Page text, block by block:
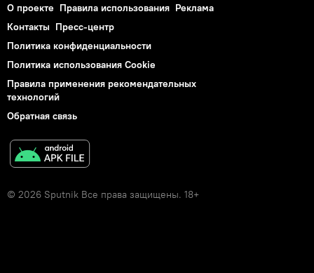
О проекте Правила использования Реклама
Контакты Пресс-центр
Политика конфиденциальности
Политика использования Cookie
Правила применения рекомендательных
технологий
Обратная связь
© 2026 Sputnik Все права защищены. 18+